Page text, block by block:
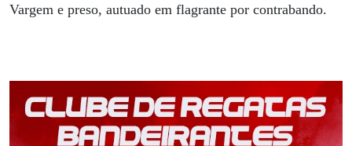
Vargem e preso, autuado em flagrante por contrabando.